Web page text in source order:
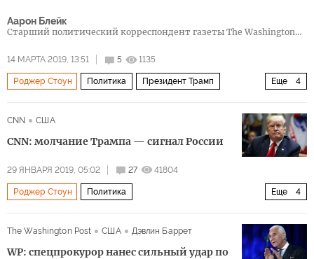
Аарон Блейк
Старший политический корреспондент газеты The Washington
14 МАРТА 2019, 13:51 5 1135
Еще 4
Роджер Стоун Политика Президент Трамп
CNN США
CNN: молчание Трампа — сигнал России
29 ЯНВАРЯ 2019, 05:02 27 41804
Еще 4
Роджер Стоун Политика
Дональд Трамп
The Washington Post США Дэвлин Баррет
WP: спецпрокурор нанес сильный удар по